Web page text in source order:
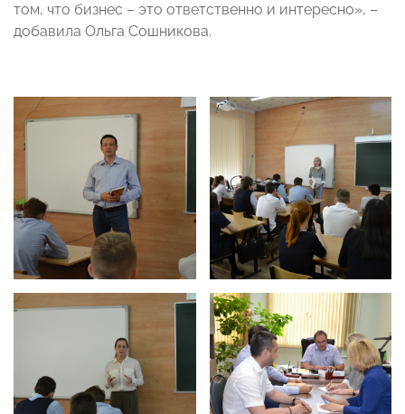
том, что бизнес – это ответственно и интересно», –
добавила Ольга Сошникова.